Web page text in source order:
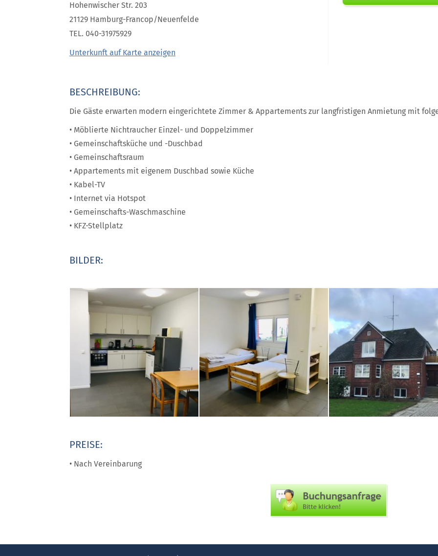
Hohenwischer Str. 203
21129 Hamburg-Francop/Neuenfelde
TEL. 040-31975929
Unterkunft auf Karte anzeigen
BESCHREIBUNG:
Die Gäste erwarten modern eingerichtete Zimmer & Appartements zur langfristigen Anmietung mit
• Möblierte Nichtraucher Einzel- und Doppelzimmer
• Gemeinschaftsküche und -Duschbad
• Gemeinschaftsraum
• Appartements mit eigenem Duschbad sowie Küche
• Kabel-TV
• Internet via Hotspot
• Gemeinschafts-Waschmaschine
• KFZ-Stellplatz
BILDER:
PREISE:
• Nach Vereinbarung